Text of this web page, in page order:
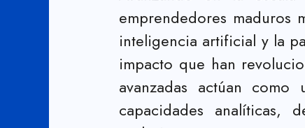
emprendedores maduros
inteligencia artificial y la
impacto que han
avanzadas actúan
capacidades analíticas,